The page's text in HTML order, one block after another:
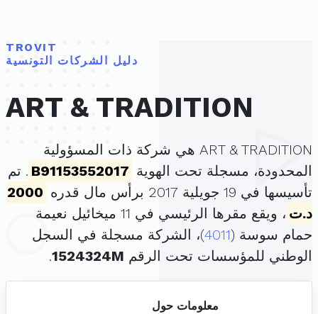
TROVIT
دليل الشركات التونسية
ART & TRADITION
ART & TRADITION هي شركة ذات المسؤولية
المحدودة، مسجلة تحت الهوية B91153552017 . تم
تأسيسها في 19 جويلية 2017 برأس مال قدره
2000
د.ت
، ويقع مقرها الرئيسي في 11 ميخائيل نعيمة
حمام سوسة (4011)، الشركة مسجلة في السجل
الوطني للمؤسسات تحت الرقم 1524324M
.
معلومات حول